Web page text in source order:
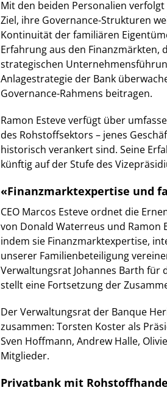
Mit den beiden Personalien
Ziel, ihre Governance-Strukturen
Kontinuität der familiären
Erfahrung aus den
strategischen
Anlagestrategie der Bank
Governance-Rahmens beitragen.
Ramon Esteve verfügt über
des Rohstoffsektors – jenes
historisch verankert sind. Seine
künftig auf der Stufe des
«Finanzmarktexpertise und
CEO Marcos Esteve ordnet die
von Donald Waterreus und Ramon
indem sie Finanzmarktexpertise,
unserer Familienbeteiligung
Verwaltungsrat Johannes Barth für
stellt eine Fortsetzung der
Der Verwaltungsrat der Banque
zusammen: Torsten Koster als
Sven Hoffmann, Andrew Halle,
Mitglieder.
Privatbank mit